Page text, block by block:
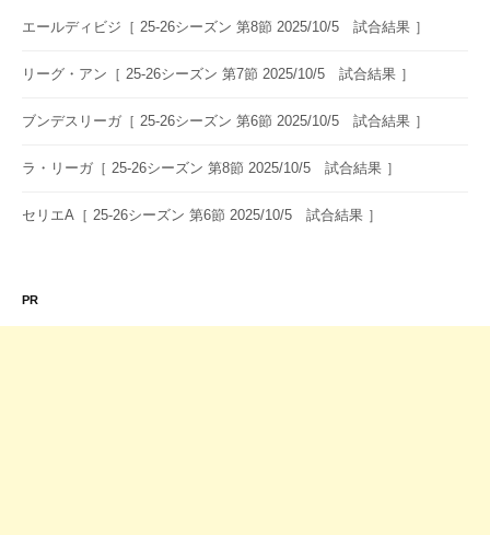
ョ
エールディビジ［ 25-26シーズン 第8節 2025/10/5 試合結果 ］
リーグ・アン［ 25-26シーズン 第7節 2025/10/5 試合結果 ］
ブンデスリーガ［ 25-26シーズン 第6節 2025/10/5 試合結果 ］
ラ・リーガ［ 25-26シーズン 第8節 2025/10/5 試合結果 ］
セリエA［ 25-26シーズン 第6節 2025/10/5 試合結果 ］
PR